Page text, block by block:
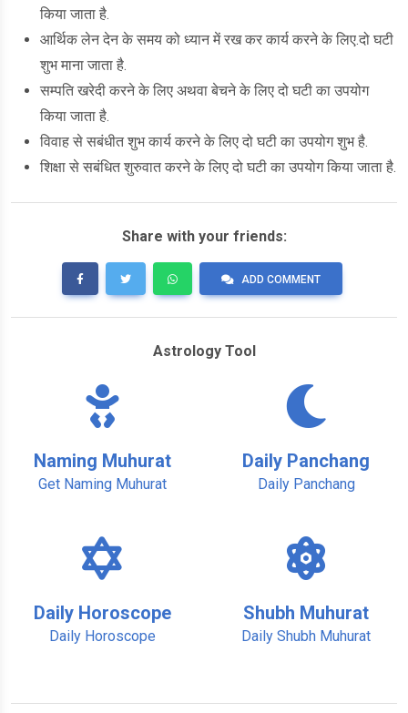
किया जाता है.
आर्थिक लेन देन के समय को ध्यान में रख कर कार्य करने के लिए.दो घटी
शुभ माना जाता है.
सम्पति खरेदी करने के लिए अथवा बेचने के लिए दो घटी का उपयोग
किया जाता है.
विवाह से सबंधीत शुभ कार्य करने के लिए दो घटी का उपयोग शुभ है.
शिक्षा से सबंधित शुरुवात करने के लिए दो घटी का उपयोग किया जाता है.
Share with your friends:
ADD COMMENT
Astrology Tool
Naming Muhurat
Get Naming Muhurat
Daily Panchang
Daily Panchang
Daily Horoscope
Daily Horoscope
Shubh Muhurat
Daily Shubh Muhurat